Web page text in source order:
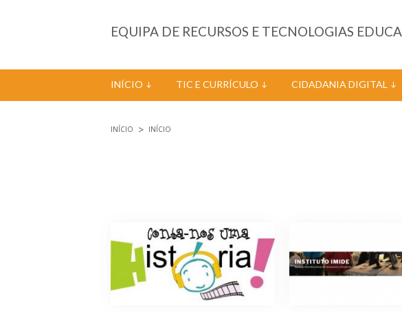
EQUIPA DE RECURSOS E TECNOLOGIAS
INÍCIO TIC E CURRÍCULO CIDADANIA DIGITAL
INÍCIO INÍCIO
Páginas